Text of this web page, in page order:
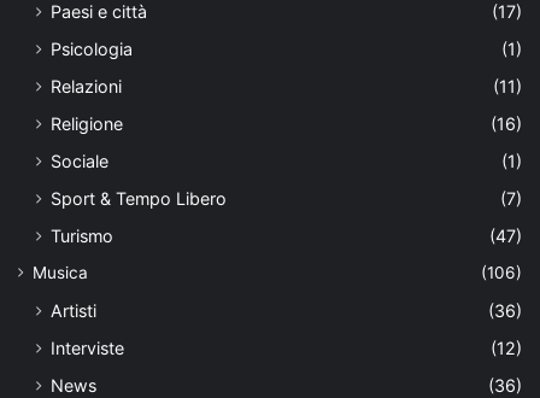
Paesi e città
(17)
Psicologia
(1)
Relazioni
(11)
Religione
(16)
Sociale
(1)
Sport & Tempo Libero
(7)
Turismo
(47)
Musica (106)
Artisti
(36)
Interviste
(12)
News
(36)